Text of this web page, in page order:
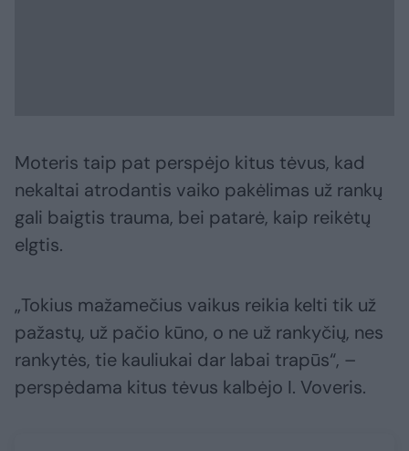
Moteris taip pat perspėjo kitus tėvus, kad
nekaltai atrodantis vaiko pakėlimas už rankų
gali baigtis trauma, bei patarė, kaip reikėtų
elgtis.
„Tokius mažamečius vaikus reikia kelti tik už
pažastų, už pačio kūno, o ne už rankyčių, nes
rankytės, tie kauliukai dar labai trapūs“, –
perspėdama kitus tėvus kalbėjo I. Voveris.